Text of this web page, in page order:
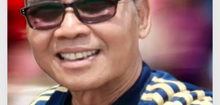
f
i
m
a
s
i
P
e
r
s
B